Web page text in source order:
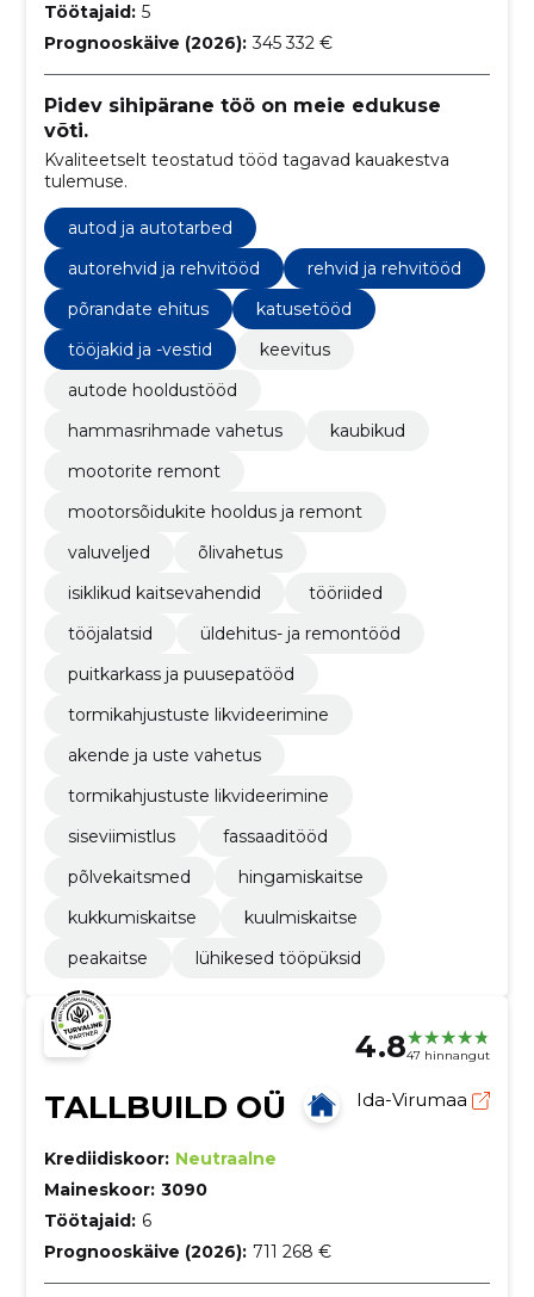
Töötajaid: 5
Prognooskäive (2026): 345 332 €
Pidev sihipärane töö on meie edukuse
võti.
Kvaliteetselt teostatud tööd tagavad kauakestva
tulemuse.
autod ja autotarbed
autorehvid ja rehvitööd
rehvid ja rehvitööd
põrandate ehitus
katusetööd
tööjakid ja -vestid
keevitus
autode hooldustööd
hammasrihmade vahetus
kaubikud
mootorite remont
mootorsõidukite hooldus ja remont
valuveljed
õlivahetus
isiklikud kaitsevahendid
tööriided
tööjalatsid
üldehitus- ja remontööd
puitkarkass ja puusepatööd
tormikahjustuste likvideerimine
akende ja uste vahetus
tormikahjustuste likvideerimine
siseviimistlus
fassaaditööd
põlvekaitsmed
hingamiskaitse
kukkumiskaitse
kuulmiskaitse
peakaitse
lühikesed tööpüksid
4.847 hinnangut
TALLBUILD OÜ Ida-Virumaa
Krediidiskoor: Neutraalne
Maineskoor: 3090
Töötajaid: 6
Prognooskäive (2026): 711 268 €